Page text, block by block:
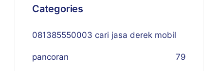
Categories
081385550003 cari jasa derek mobil
pancoran 79